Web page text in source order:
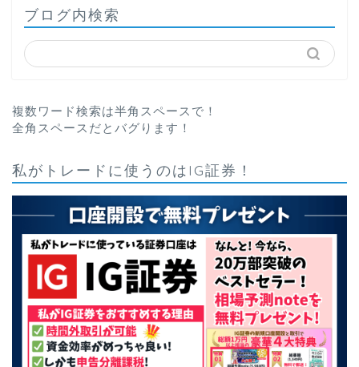
ブログ内検索
複数ワード検索は半角スペースで！
全角スペースだとバグります！
私がトレードに使うのはIG証券！